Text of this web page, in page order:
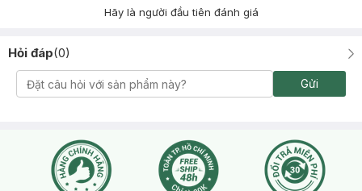
Hãy là người đầu tiên đánh giá
Hỏi đáp(0)
Gửi